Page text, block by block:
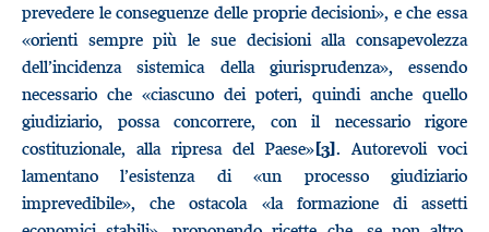
prevedere le conseguenze delle proprie decisioni», e che essa
«orienti sempre più le sue decisioni alla consapevolezza
dell’incidenza sistemica della giurisprudenza», essendo
necessario che «ciascuno dei poteri, quindi anche quello
giudiziario, possa concorrere, con il necessario rigore
costituzionale, alla ripresa del Paese»[3]. Autorevoli voci
lamentano l’esistenza di «un processo giudiziario
imprevedibile», che ostacola «la formazione di assetti